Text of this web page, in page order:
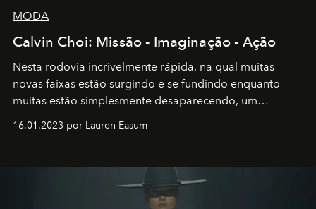
MODA
Calvin Choi: Missão - Imaginação - Ação
Nesta rodovia incrivelmente rápida, na qual muitas
novas faixas estão surgindo e se fundindo enquanto
muitas estão simplesmente desaparecendo, um
transportador AMTD abrindo caminho para muitos
por propósitos, com um claro senso de missão na vida e
16.01.2023 por Lauren Easum